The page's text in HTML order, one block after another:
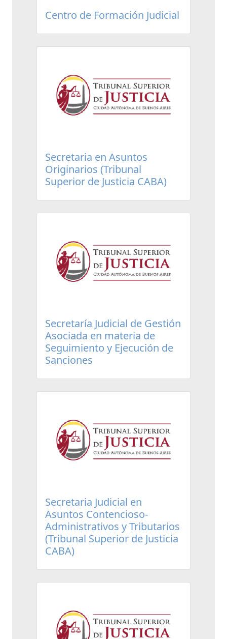
Centro de Formación Judicial
Secretaria en Asuntos
Originarios (Tribunal
Superior de Justicia CABA)
Secretaría Judicial de Gestión
Asociada en materia de
Seguimiento y Ejecución de
Sanciones
Secretaria Judicial en
Asuntos Contencioso-
Administrativos y Tributarios
(Tribunal Superior de Justicia
CABA)